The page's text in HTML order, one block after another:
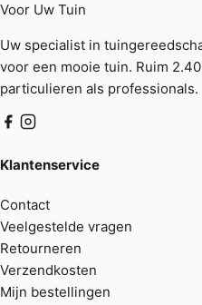
Voor Uw Tuin
Uw specialist in
voor een mooie tuin. Ruim
particulieren als professionals.
Klantenservice
Contact
Veelgestelde vragen
Retourneren
Verzendkosten
Mijn bestellingen